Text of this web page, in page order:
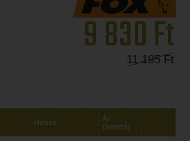
9 830Ft
11 195Ft
Hossz
Ár
(bruttó)